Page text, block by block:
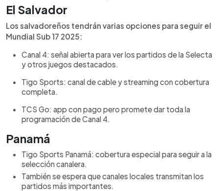
El Salvador
Los salvadoreños tendrán varias opciones para seguir el
Mundial Sub 17 2025:
Canal 4: señal abierta para ver los partidos de la Selecta
y otros juegos destacados.
Tigo Sports: canal de cable y streaming con cobertura
completa.
TCS Go: app con pago pero promete dar toda la
programación de Canal 4.
Panamá
Tigo Sports Panamá: cobertura especial para seguir a la
selección canalera.
También se espera que canales locales transmitan los
partidos más importantes.